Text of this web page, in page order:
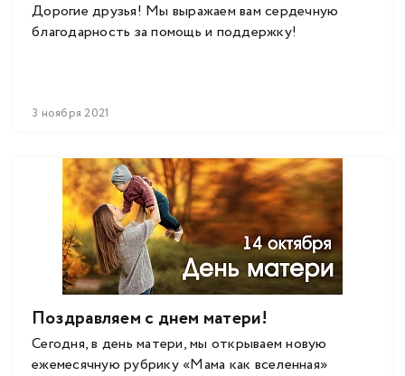
Дорогие друзья! Мы выражаем вам сердечную
благодарность за помощь и поддержку!
3 ноября 2021
Поздравляем с днем матери!
Сегодня, в день матери, мы открываем новую
ежемесячную рубрику «Мама как вселенная»